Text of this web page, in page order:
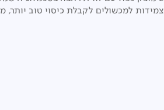
למכשולים לקבלת כיסוי טוב יותר,